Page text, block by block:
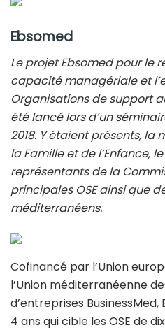
Ebsomed
Le projet Ebsomed pour le
capacité managériale et
Organisations de support
été lancé lors d’un
2018. Y étaient présents, la
la Famille et de l’Enfance,
représentants de la
principales OSE ainsi que
méditerranéens.
Cofinancé par l’Union
l’Union méditerranéenne
d’entreprises
4 ans qui cible les OSE de